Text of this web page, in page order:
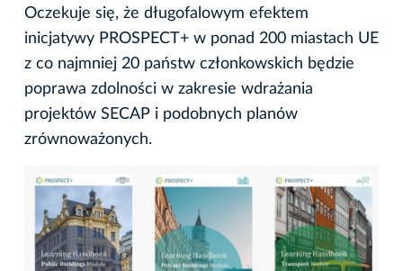
Oczekuje się, że długofalowym efektem
inicjatywy PROSPECT+ w ponad 200 miastach UE
z co najmniej 20 państw członkowskich będzie
poprawa zdolności w zakresie wdrażania
projektów SECAP i podobnych planów
zrównoważonych.